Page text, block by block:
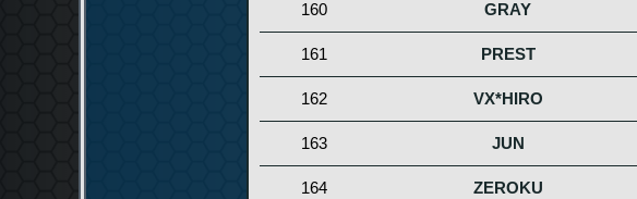
160 GRAY
161 PREST
162 VX*HIRO
163 JUN
164 ZEROKU